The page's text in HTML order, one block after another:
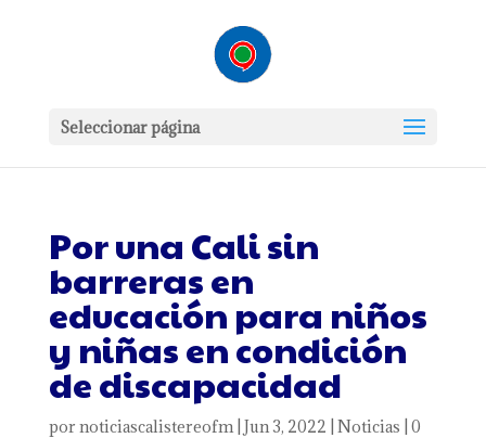
Seleccionar página
Por una Cali sin
barreras en
educación para niños
y niñas en condición
de discapacidad
por noticiascalistereofm| Jun 3, 2022 Noticias 0